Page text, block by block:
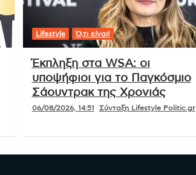
Lifestyle Ό,τι είναι!
Έκπληξη στα WSA: οι
υποψήφιοι για το Παγκόσμιο
Σάουντρακ της Χρονιάς
06/08/2026, 14:51 Σύνταξη Lifestyle Politic.gr